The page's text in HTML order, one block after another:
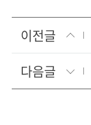
이전글
다음글